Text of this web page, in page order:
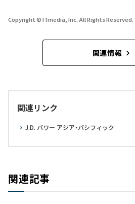
Copyright © ITmedia, Inc. All Rights Reserved.
関連情報
関連リンク
J.D. パワー アジア・パシフィック
関連記事